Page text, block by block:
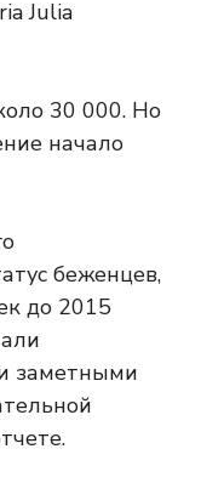
Julia
30 000. Но
начало
беженцев,
до 2015
заметными